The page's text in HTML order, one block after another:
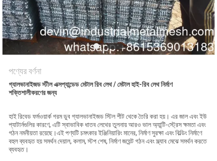
পণ্যের বর্ণনা
গ্যালভানাইজড স্টীল এক্সপ্যান্ডেড মেটাল রিব লেথ / মেটাল হাই-রিব লেথ নির্মাণ
শক্তিশালীকরণের জন্য
হাই রিবেড ফর্মওয়ার্ক গরম ডুব গ্যালভানাইজড স্টিল শীট থেকে তৈরি করা হয়। এর জাল এবং ইউ
প্যাটার্নগুলির কারণে, এটি স্বাভাবিক ধাতব লেথের তুলনায় আরও ভাল অ্যান্টি-স্ট্রেস ক্ষমতা এবং
গঠন নমনীয়তা রয়েছে।এই পণ্যটি চমৎকার ইঞ্জিনিয়ারিং মানের, নির্মাণ সুরক্ষা এবং বিল্ডিং নির্মাণে
বহুল ব্যবহৃত হয় সমর্থন দেয়াল, কলাম, স্টপ শেষ, নির্মাণ জয়েন্ট গঠন এবং স্ল্যাব মেঝে সমর্থন করতে
ব্যবহৃত।